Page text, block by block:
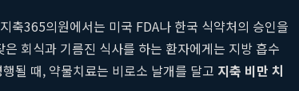
축365의원에서는 미국 FDA나 한국 식약처의 승인을
회식과 기름진 식사를 하는 환자에게는 지방 흡수
될 때, 약물치료는 비로소 날개를 달고 지축 비만 치